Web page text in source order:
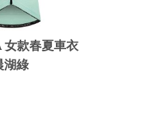
女款春夏車衣
湖綠